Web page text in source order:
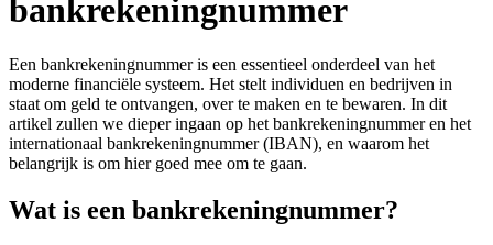
bankrekeningnummer
Een bankrekeningnummer is een essentieel onderdeel van het
moderne financiële systeem. Het stelt individuen en bedrijven in
staat om geld te ontvangen, over te maken en te bewaren. In dit
artikel zullen we dieper ingaan op het bankrekeningnummer en het
internationaal bankrekeningnummer (IBAN), en waarom het
belangrijk is om hier goed mee om te gaan.
Wat is een bankrekeningnummer?